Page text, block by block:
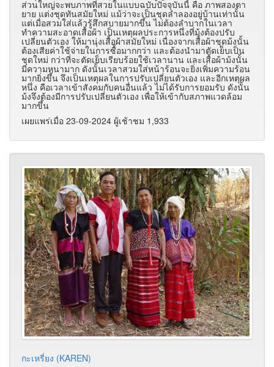
ส่วนใหญ่จะพบภาพที่สวยในแบบฉบับปัจจุบันนี้ คือ ภาพสองตา
ยาย แต่งชุดทันสมัยใหม่ แม้ว่าจะเป็นชุดลำลองอยู่บ้านเท่านั้น
แต่เมื่อสวมใส่แล้วรู้สึกสบายมากขึ้น ไม่ต้องลำบากในเวลา
ทำความสะอาดเสื้อผ้า เป็นเหตุผลประการหนึ่งที่ม้งต้องปรับ
เปลี่ยนตัวเอง ให้มานุ่งเสื้อผ้าสมัยใหม่ เนื่องจากเสื้อผ้าชุดม้งนั้น
ต้องเสียค่าใช้จ่ายในการซื้อมากกว่า และต้องนำมาตัดเย็บเป็น
ชุดใหม่ กว่าที่จะตัดเย็บเรียบร้อยใช้เวลานาน และเสื้อผ้าม้งนั้น
มีความหนามาก ดังนั้นเวลาสวมใส่หน้าร้อนจะยิ่งเพิ่มความร้อน
มากยิ่งขึ้น จึงเป็นเหตุผลในการปรับเปลี่ยนตัวเอง และอีกเหตุผล
หนึ่ง คือเวลาเข้าสังคมกับคนอื่นแล้ว ไม่ได้รับการยอมรับ ดังนั้น
ม้งจึงต้องมีการปรับเปลี่ยนตัวเอง เพื่อให้เข้ากับสภาพแวดล้อม
มากขึ้น
เผยแพร่เมื่อ 23-09-2024 ผู้เช้าชม 1,933
กะเหรี่ยง (KAREN)